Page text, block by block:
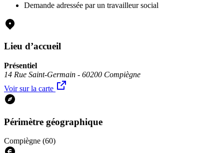
Demande adressée par un travailleur social
Lieu d’accueil
Présentiel
14 Rue Saint-Germain - 60200 Compiègne
Voir sur la carte
Périmètre géographique
Compiègne (60)